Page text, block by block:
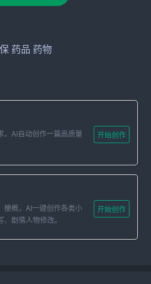
药品安全使用
测，及时上报药品不良反应病
提高医护人员对药品的了解，确
提高药师对处方的审核能力，确
药品 药物
，AI自动创作一篇高质量
开始创作
梗概，AI一键创作各类小
剧情人物修改。
开始创作